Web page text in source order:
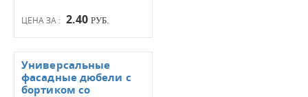
ЦЕНА ЗА : 2.40 РУБ.
Универсальные
фасадные дюбели с
бортиком со